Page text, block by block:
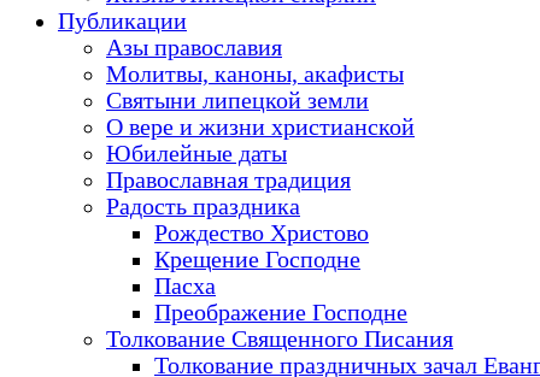
Публикации
Азы православия
Молитвы, каноны, акафисты
Святыни липецкой земли
О вере и жизни христианской
Юбилейные даты
Православная традиция
Радость праздника
Рождество Христово
Крещение Господне
Пасха
Преображение Господне
Толкование Священного Писания
Толкование праздничных зачал